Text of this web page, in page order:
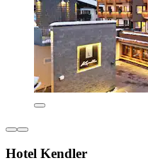
Hotel Kendler